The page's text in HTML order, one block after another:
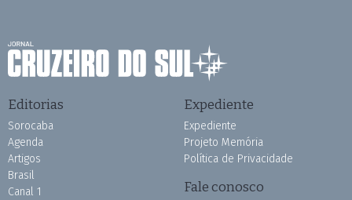
Editorias
Sorocaba
Agenda
Artigos
Brasil
Canal 1
Expediente
Expediente
Projeto Memória
Política de Privacidade
Fale conosco